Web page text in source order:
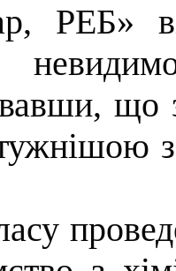
РЕБ»
що